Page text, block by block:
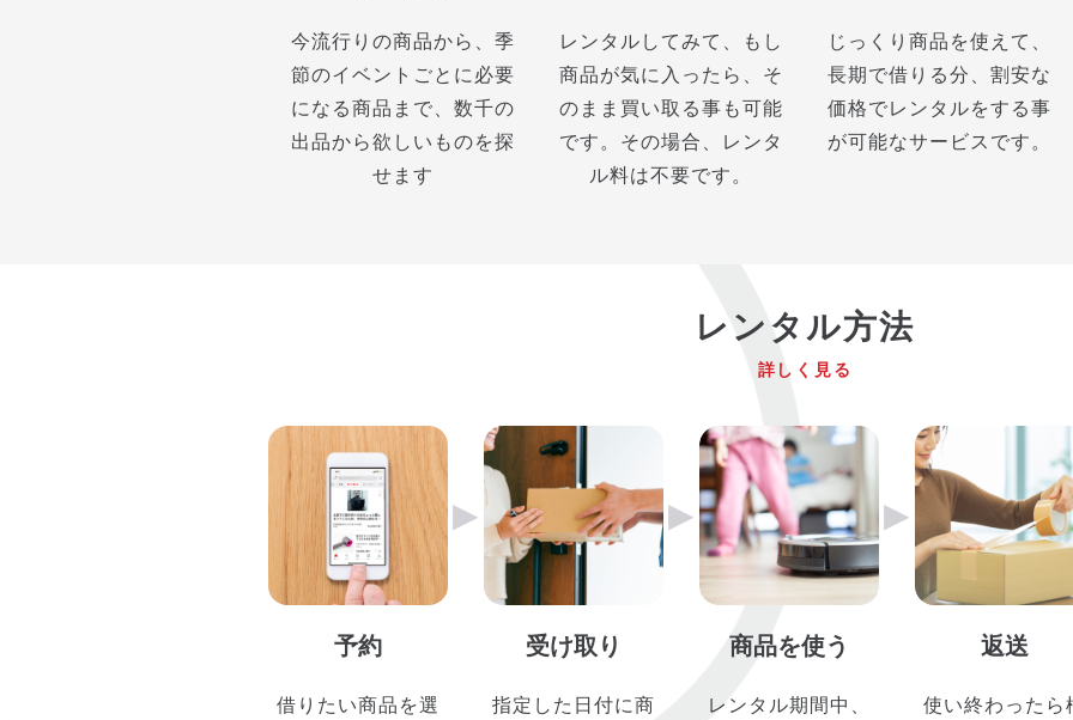
今流行りの商品から、季
節のイベントごとに必要
になる商品まで、数千の
出品から欲しいものを探
せます
レンタルしてみて、もし
商品が気に入ったら、そ
のまま買い取る事も可能
です。その場合、レンタ
ル料は不要です。
じっくり商品を使えて、
長期で借りる分、割安な
価格でレンタルをする事
が可能なサービスです。
レンタル方法
詳しく見る
予約
借りたい商品を選
▶︎
受け取り
指定した日付に商
▶︎
商品を使う
レンタル期間中、
▶︎
返送
使い終わったら